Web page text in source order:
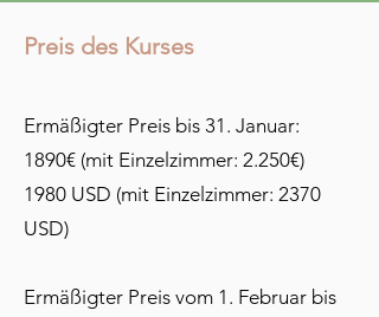
Preis des Kurses
Ermäßigter Preis bis 31. Januar:
1890€ (mit Einzelzimmer: 2.250€)
1980 USD (mit Einzelzimmer: 2370
USD)
Ermäßigter Preis vom 1. Februar bis